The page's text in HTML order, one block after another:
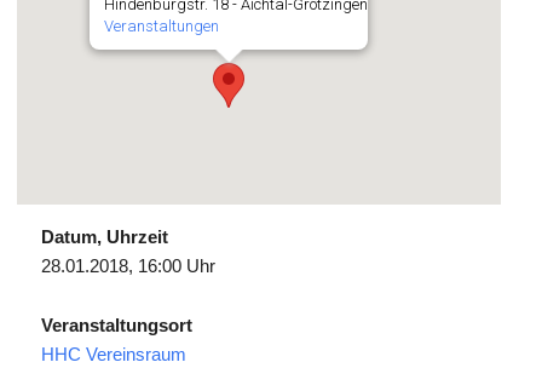
Hindenburgstr. 18 - Aichtal-Grötzingen
Veranstaltungen
Datum, Uhrzeit
28.01.2018, 16:00 Uhr
Veranstaltungsort
HHC Vereinsraum